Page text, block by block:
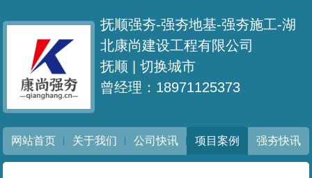
抚顺强夯-强夯地基-强夯施工-湖
北康尚建设工程有限公司
抚顺 |切换城市
曾经理：18971125373
网站首页 关于我们 公司快讯 项目案例 强夯快讯